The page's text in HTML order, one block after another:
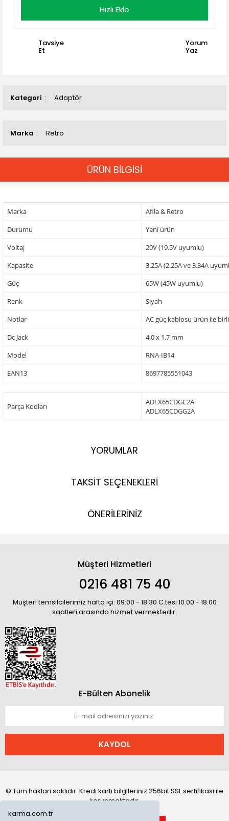
karma.com.tr
Kategori Adaptör
Marka Retro
Hızlı Ekle
Tavsiye
Et
Yorum
Yaz
ÜRÜN BİLGİSİ
Marka
Afila & Retro
Durumu
Yeni ürün
Voltaj
20V (19.5V uyumlu)
Kapasite
3.25A (2.25A ve 3.34A
Güç
65W (45W uyumlu)
Renk
Siyah
Notlar
AC güç kablosu ürün ile
Dc Jack
4.0 x 1.7 mm
Model
RNA-IB14
EAN13
8697785551043
Parça Kodları
ADLX65CDGC2A
ADLX65CDGG2A
YORUMLAR
TAKSİT SEÇENEKLERİ
ÖNERİLERİNİZ
Müşteri Hizmetleri
0216 481 75 40
Müşteri temsilcilerimiz hafta içi: 09:00 - 18:30 C.tesi 10:00 - 18:00
saatleri arasında hizmet vermektedir.
E-Bülten Abonelik
KAYDOL
© Tüm hakları saklıdır. Kredi kartı bilgileriniz 256bit SSL sertifikası ile
korunmaktadır.